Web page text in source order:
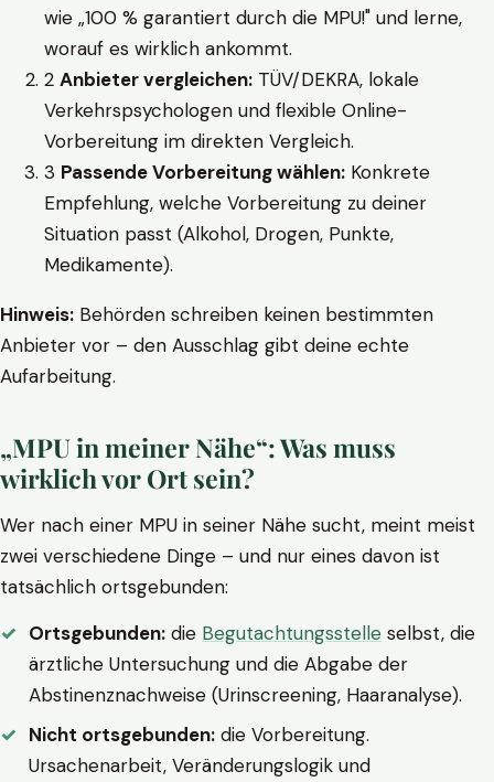
wie „100 % garantiert durch die MPU!" und lerne,
worauf es wirklich ankommt.
2 Anbieter vergleichen: TÜV/DEKRA, lokale
Verkehrspsychologen und flexible Online-
Vorbereitung im direkten Vergleich.
3 Passende Vorbereitung wählen: Konkrete
Empfehlung, welche Vorbereitung zu deiner
Situation passt (Alkohol, Drogen, Punkte,
Medikamente).
Hinweis: Behörden schreiben keinen bestimmten
Anbieter vor – den Ausschlag gibt deine echte
Aufarbeitung.
„MPU in meiner Nähe“: Was muss
wirklich vor Ort sein?
Wer nach einer MPU in seiner Nähe sucht, meint meist
zwei verschiedene Dinge – und nur eines davon ist
tatsächlich ortsgebunden:
Ortsgebunden: die Begutachtungsstelle selbst, die
ärztliche Untersuchung und die Abgabe der
Abstinenznachweise (Urinscreening, Haaranalyse).
Nicht ortsgebunden: die Vorbereitung.
Ursachenarbeit, Veränderungslogik und